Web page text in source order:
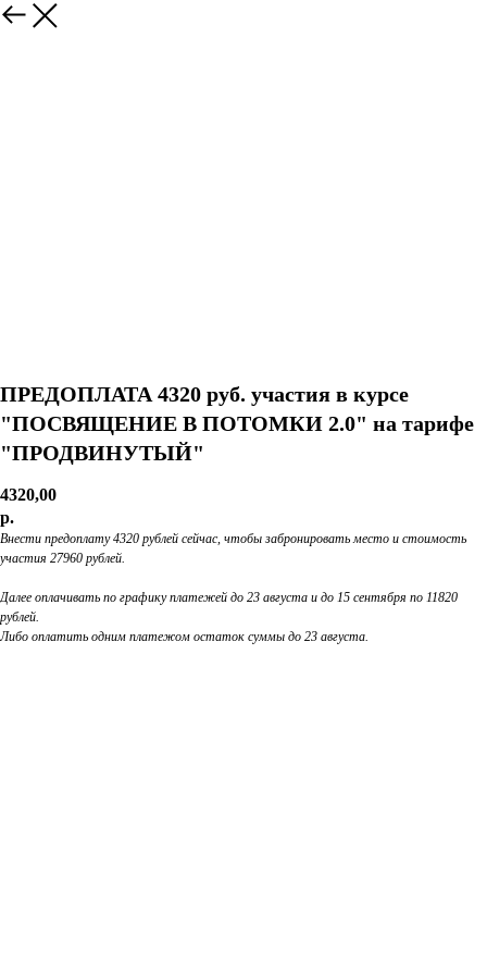
ПРЕДОПЛАТА 4320 руб. участия в курсе
"ПОСВЯЩЕНИЕ В ПОТОМКИ 2.0" на тарифе
"ПРОДВИНУТЫЙ"
4320,00
р.
Внести предоплату 4320 рублей сейчас, чтобы забронировать место и стоимость
участия 27960 рублей.
Далее оплачивать по графику платежей до 23 августа и до 15 сентября по 11820
рублей.
Либо оплатить одним платежом остаток суммы до 23 августа.